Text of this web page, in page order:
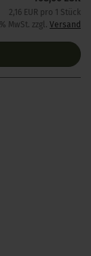
2,16 EUR pro 1 Stück
MwSt. zzgl. Versand